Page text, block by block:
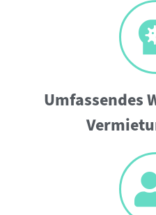
Umfassendes